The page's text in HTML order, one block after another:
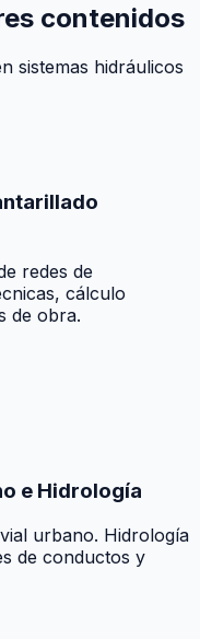
contenidos
sistemas hidráulicos
redes de
cálculo
de obra.
e Hidrología
urbano. Hidrología
de conductos y